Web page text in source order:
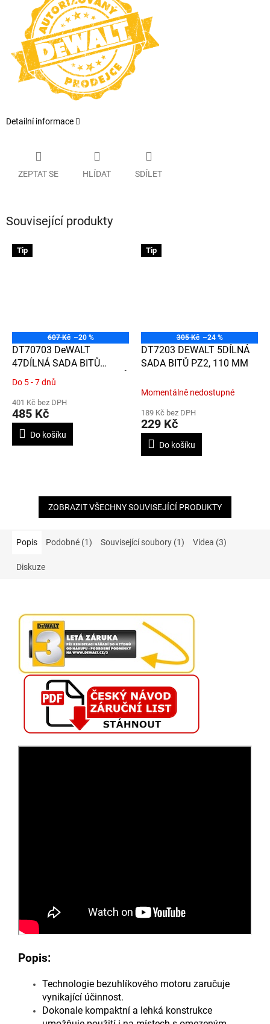
Detailní informace
ZEPTAT SE HLÍDAT SDÍLET
Související produkty
Tip
607 Kč –20 %
DT70703 DeWALT
47DÍLNÁ SADA BITŮ
TORX/PH/PZ A NÁSTAVCŮ
Průměrné
produktu
je
5,0
Do 5 - 7 dnů
401 Kč bez DPH
485 Kč
Do košíku
Tip
305 Kč –24 %
DT7203 DEWALT 5DÍLNÁ
SADA BITŮ PZ2, 110 MM
Momentálně nedostupné
189 Kč bez DPH
229 Kč
Do košíku
ZOBRAZIT VŠECHNY SOUVISEJÍCÍ PRODUKTY
Popis Podobné (1) Související soubory (1) Videa (3)
Diskuze
Popis:
Technologie bezuhlíkového motoru zaručuje
vynikající účinnost.
Dokonale kompaktní a lehká konstrukce